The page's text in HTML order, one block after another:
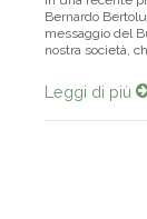
In una recente
Bernardo
messaggio del
nostra società,
Leggi di più